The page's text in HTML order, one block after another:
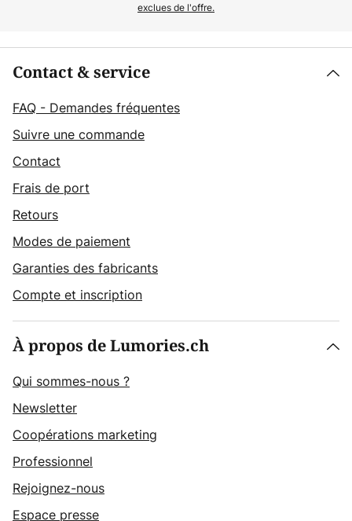
exclues de l'offre.
Contact & service
FAQ - Demandes fréquentes
Suivre une commande
Contact
Frais de port
Retours
Modes de paiement
Garanties des fabricants
Compte et inscription
À propos de Lumories.ch
Qui sommes-nous ?
Newsletter
Coopérations marketing
Professionnel
Rejoignez-nous
Espace presse